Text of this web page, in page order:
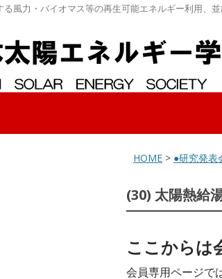
風力・バイオマス等の再生可能エネルギー利用、
HOME > ●研究発表
(30) 太陽熱給
ここからは
会員専用ページで